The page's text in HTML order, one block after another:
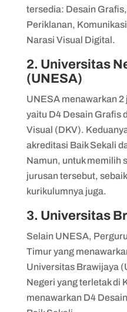
tersedia: Desain
Periklanan,
Narasi Visual Digital.
2. Universitas
(UNESA)
UNESA menawarkan
yaitu D4 Desain Grafis
Visual (DKV).
akreditasi Baik Sekali
Namun, untuk memilih
jurusan tersebut,
kurikulumnya juga.
3. Universitas
Selain UNESA,
Timur yang
Universitas Brawijaya
Negeri yang terletak di
menawarkan D4